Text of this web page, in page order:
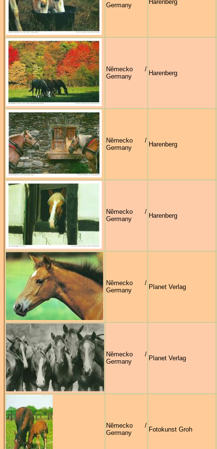
Germany
Harenberg
Německo /
Germany
Harenberg
Německo /
Germany
Harenberg
Německo /
Germany
Harenberg
Německo /
Germany
Planet Verlag
Německo /
Germany
Planet Verlag
Německo /
Germany
Fotokunst Groh